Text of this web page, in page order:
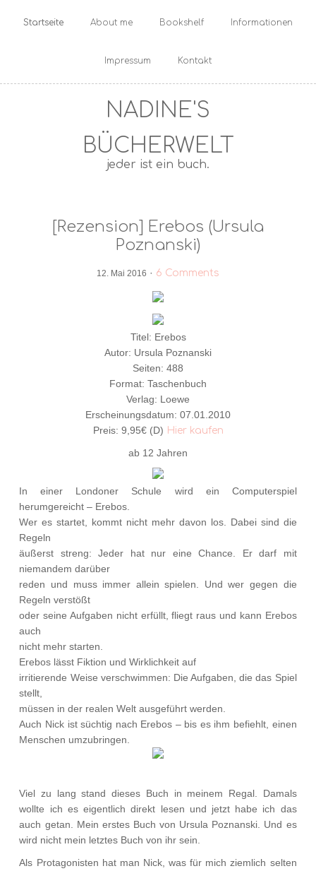
Startseite About me Bookshelf Informationen
Impressum Kontakt
NADINE'S
BÜCHERWELT
jeder ist ein buch.
[Rezension] Erebos (Ursula
Poznanski)
12. Mai 2016 · 6 Comments
Titel: Erebos
Autor: Ursula Poznanski
Seiten: 488
Format: Taschenbuch
Verlag: Loewe
Erscheinungsdatum: 07.01.2010
Preis: 9,95€ (D) Hier kaufen
ab 12 Jahren
In einer Londoner Schule wird ein Computerspiel
herumgereicht – Erebos.
Wer es startet, kommt nicht mehr davon los. Dabei sind die
Regeln
äußerst streng: Jeder hat nur eine Chance. Er darf mit
niemandem darüber
reden und muss immer allein spielen. Und wer gegen die
Regeln verstößt
oder seine Aufgaben nicht erfüllt, fliegt raus und kann Erebos
auch
nicht mehr starten.
Erebos lässt Fiktion und Wirklichkeit auf
irritierende Weise verschwimmen: Die Aufgaben, die das Spiel
stellt,
müssen in der realen Welt ausgeführt werden.
Auch Nick ist süchtig nach Erebos – bis es ihm befiehlt, einen
Menschen umzubringen.
Viel zu lang stand dieses Buch in meinem Regal. Damals
wollte ich es eigentlich direkt lesen und jetzt habe ich das
auch getan. Mein erstes Buch von Ursula Poznanski. Und es
wird nicht mein letztes Buch von ihr sein.
Als Protagonisten hat man Nick, was für mich ziemlich selten